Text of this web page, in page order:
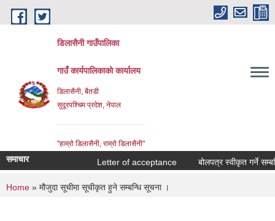
Skip to main content
डिलासैनी गाउँपालिका
गाउँ कार्यपालिकाको कार्यालय
डिलासैनी, बैतडी
सुदूरपश्चिम प्रदेश, नेपाल
"हाम्राे डिलासैनी, राम्राे डिलासैनी"
समाचार Letter of acceptance बोलपत्र स्वीकृत गर्ने
You are here
Home » मौजुदा सूचीमा सूचीकृत हुने सम्बन्धि सूचना ।